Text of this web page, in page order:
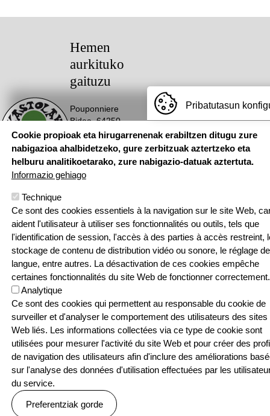
Hemen
aurkituko
gaituzu
Pouponniere
Bidea, 64250
KANBO
T: 05 59 52 49
24 | F: 05 59
52 88 87
Webgune hau Ikastolen Elkarteak garatu
Menu Pied de page
ContactPolitique de confidentialité
Politique relative aux cookies
© SEASKA | Eskubide guztiak bere esku
Pribatutasun
Cookie propioak eta hirugarrenenak erabiltzen ditugu zure
nabigazioa ahalbidetzeko, gure zerbitzuak aztertzeko eta
helburu analitikoetarako, zure nabigazio-datuak aztertuta.
Informazio gehiago
Technique
Ce sont des cookies essentiels à la navigation sur le site Web,
aident l'utilisateur à utiliser ses fonctionnalités ou outils, tels que
l'identification de session, l'accès à des parties à accès restreint,
stockage de contenu de distribution vidéo ou sonore, le réglage
langue, entre autres. La désactivation de ces cookies empêche
certaines fonctionnalités du site Web de fonctionner correctement.
Analytique
Ce sont des cookies qui permettent au responsable du cookie de
surveiller et d'analyser le comportement des utilisateurs des sites
Web liés. Les informations collectées via ce type de cookie sont
utilisées pour mesurer l'activité du site Web et pour créer des
de navigation des utilisateurs afin d'inclure des améliorations
sur l'analyse des données d'utilisation effectuées par les
du service.
Preferentziak gorde